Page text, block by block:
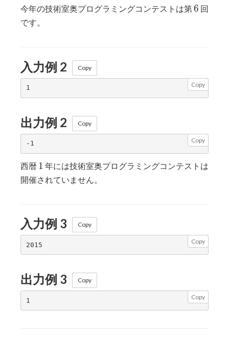
今年の技術室奥プログラミングコンテストは第6
6 回
です。
入力例 2 Copy
Copy
出力例 2 Copy
Copy
西暦 1
1 年には技術室奥プログラミングコンテストは
開催されていません。
入力例 3 Copy
Copy
出力例 3 Copy
Copy